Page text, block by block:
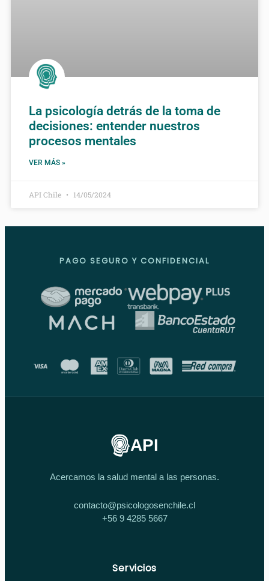
La psicología detrás de la toma de
decisiones: entender nuestros
procesos mentales
VER MÁS »
API Chile 14/05/2024
PAGO SEGURO Y CONFIDENCIAL
API
Acercamos la salud mental a las personas.
contacto@psicologosenchile.cl
+56 9 4285 5667
Servicios